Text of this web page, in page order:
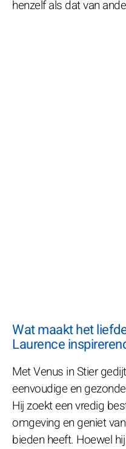
henzelf als dat van
Wat maakt het
Laurence
Met Venus in Stier
eenvoudige en
Hij zoekt een vredig
omgeving en geniet
bieden heeft. Hoewel